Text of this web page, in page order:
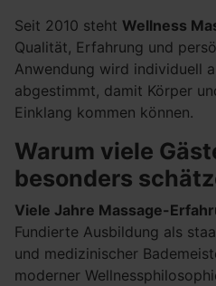
Seit 2010 steht Wellness
Qualität, Erfahrung und
Anwendung wird individuell
abgestimmt, damit Körper
Einklang kommen können.
Warum viele
besonders
Viele Jahre Massage-
Fundierte Ausbildung als
und medizinischer
moderner